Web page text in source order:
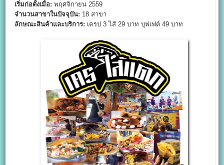
เริ่มก่อตั้งเมื่อ: พฤศจิกายน 2559
จำนวนสาขาในปัจจุบัน: 18 สาขา
ลักษณะสินค้าและบริการ: เครป 3 ไส้ 29 บาท บุฟเฟต์ 49 บาท